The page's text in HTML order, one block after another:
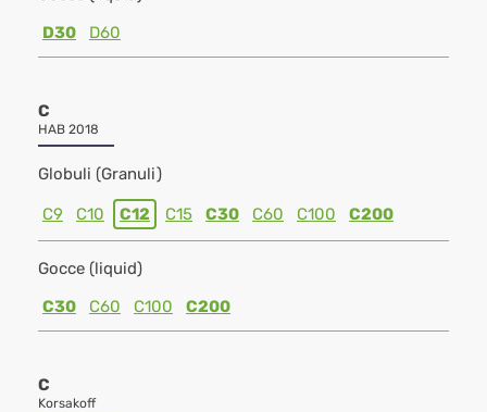
D30
D60
C
HAB 2018
Globuli (Granuli)
C9 C10 C12 C15 C30 C60 C100 C200
Gocce (liquid)
C30
C60 C100 C200
C
Korsakoff